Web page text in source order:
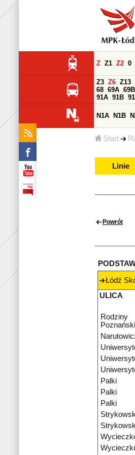
Start
Z Z1 Z2 0
Z3 Z6 Z13
68 69A 69B
91A 91B
N1A N1B
Linie
Powrót
Łódź
ULICA
Rodziny
Palki
Palki
Palki